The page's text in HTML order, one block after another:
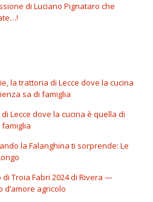
di Luciano Pignataro che
la trattoria di Lecce dove la cucina
sa di famiglia
Lecce dove la cucina è quella di
famiglia
la Falanghina ti sorprende: Le
Troia Fabri 2024 di Rivera —
agricolo